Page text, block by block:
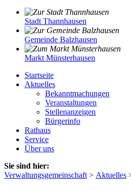
Stadt Thannhausen
Gemeinde Balzhausen
Markt Münsterhausen
Startseite
Aktuelles
Bekanntmachungen
Veranstaltungen
Stellenanzeigen
Bürgerinfo
Rathaus
Service
Über uns
Sie sind hier:
Verwaltungsgemeinschaft > Aktuelles